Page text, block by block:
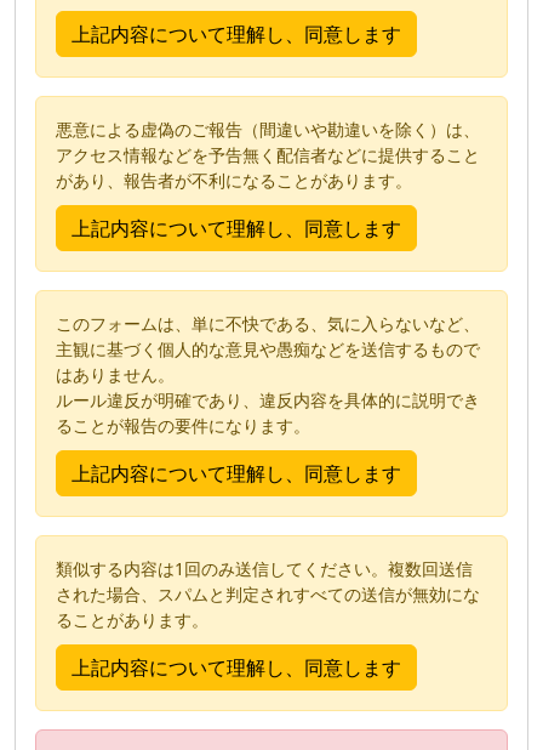
悪意による虚偽のご報告（間違いや勘違いを除く）は、
アクセス情報などを予告無く配信者などに提供すること
があり、報告者が不利になることがあります。
このフォームは、単に不快である、気に入らないなど、
主観に基づく個人的な意見や愚痴などを送信するもので
はありません。
ルール違反が明確であり、違反内容を具体的に説明でき
ることが報告の要件になります。
類似する内容は1回のみ送信してください。複数回送信
された場合、スパムと判定されすべての送信が無効にな
ることがあります。